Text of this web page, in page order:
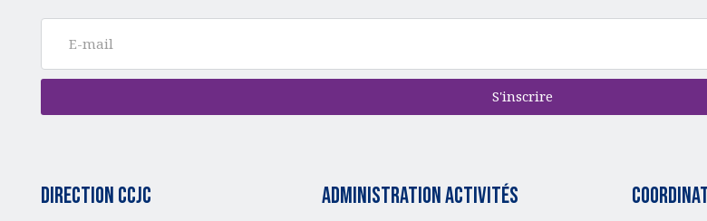
S'inscrire
Direction CCJC administration activités